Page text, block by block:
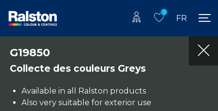
0
FR
G19850
Collecte des couleurs Greys
Available in all Ralston products
Also very suitable for exterior use